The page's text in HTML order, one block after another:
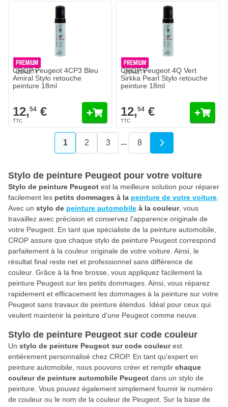
CROP Peugeot 4CP3 Bleu
Amiral Stylo retouche
peinture 18ml
12,54 €
CROP Peugeot 4Q Vert
Sirkka Pearl Stylo retouche
peinture 18ml
12,54 €
Vous lisez actuellement la page
1 Page
2 Page
3 ... Page
8
Stylo de peinture Peugeot pour votre voiture
Stylo de peinture Peugeot est la meilleure solution pour réparer
facilement les petits dommages à la peinture de votre voiture
Avec un stylo de peinture automobile à la couleur, vous
travaillez avec précision et conservez l'apparence originale de
votre Peugeot. En tant que spécialiste de la peinture automobile,
CROP assure que chaque stylo de peinture Peugeot correspond
parfaitement à la couleur originale de votre voiture. Ainsi, le
résultat final reste net et professionnel sans différence de
couleur. Grâce à la fine brosse, vous appliquez facilement la
peinture Peugeot sur les petits dommages. Ainsi, vous réparez
rapidement et efficacement les dommages à la peinture sur votre
Peugeot sans travaux de peinture étendus. Idéal pour ceux qui
veulent maintenir la peinture d'une Peugeot comme neuve.
Stylo de peinture Peugeot sur code couleur
Un stylo de peinture Peugeot sur code couleurest
entièrement personnalisé chez CROP. En tant qu'expert en
peinture automobile, nous pouvons créer et remplir chaque
couleur de peinture automobile Peugeot dans un stylo de
peinture. Vous pouvez également simplement fournir le numéro
de couleur ou le nom de la couleur de Peugeot. Sur la base de